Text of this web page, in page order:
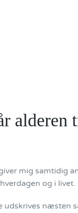
alderen
mig samtidig
og i livet.
udskrives